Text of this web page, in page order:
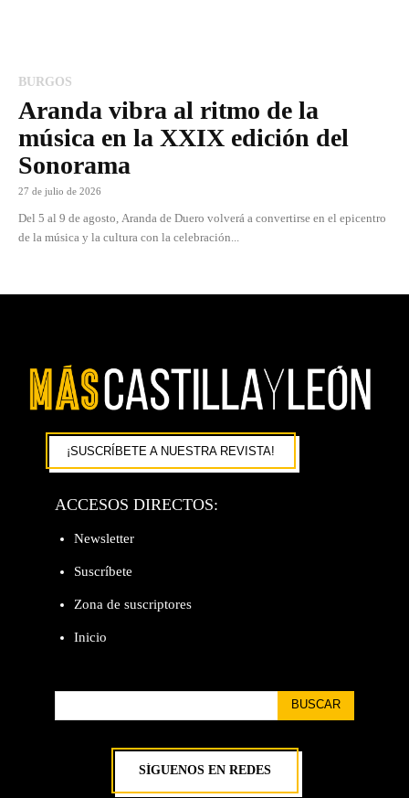
BURGOS
Aranda vibra al ritmo de la
música en la XXIX edición del
Sonorama
27 de julio de 2026
Del 5 al 9 de agosto, Aranda de Duero volverá a convertirse en el epicentro
de la música y la cultura con la celebración...
¡SUSCRÍBETE A NUESTRA REVISTA!
ACCESOS DIRECTOS:
Newsletter
Suscríbete
Zona de suscriptores
Inicio
BUSCAR
SÍGUENOS EN REDES